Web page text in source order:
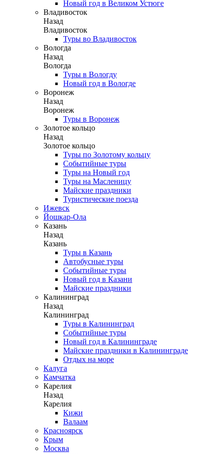
Новый год в Великом Устюге
Владивосток
Назад
Владивосток
Туры во Владивосток
Вологда
Назад
Вологда
Туры в Вологду
Новый год в Вологде
Воронеж
Назад
Воронеж
Туры в Воронеж
Золотое кольцо
Назад
Золотое кольцо
Туры по Золотому кольцу
Событийные туры
Туры на Новый год
Туры на Масленицу
Майские праздники
Туристические поезда
Ижевск
Йошкар-Ола
Казань
Назад
Казань
Туры в Казань
Автобусные туры
Событийные туры
Новый год в Казани
Майские праздники
Калининград
Назад
Калининград
Туры в Калининград
Событийные туры
Новый год в Калининграде
Майские праздники в Калининграде
Отдых на море
Калуга
Камчатка
Карелия
Назад
Карелия
Кижи
Валаам
Красноярск
Крым
Москва